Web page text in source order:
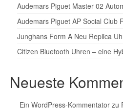
Audemars Piguet Master 02
Audemars Piguet AP Social Club
Junghans Form A Neu Replica
Citizen Bluetooth Uhren – eine
Neueste
Ein WordPress-Kommentator zu